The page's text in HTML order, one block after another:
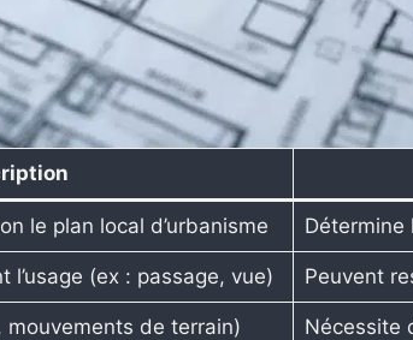
le plan local d’urbanisme
(ex : passage, vue) Peuvent
de terrain) Nécessite